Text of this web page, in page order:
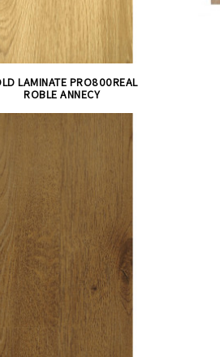
LAMINATE PRO800REAL
ROBLE ANNECY